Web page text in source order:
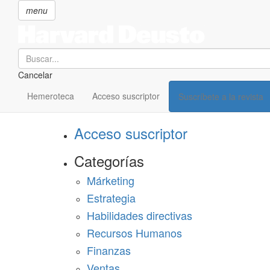
menu
Search
Cancelar
Hemeroteca Acceso suscriptor Suscríbete a la revista
SECCIONES
Suscríbete a Harvard Deusto
Acceso suscriptor
Categorías
Márketing
Estrategia
Habilidades directivas
Recursos Humanos
Finanzas